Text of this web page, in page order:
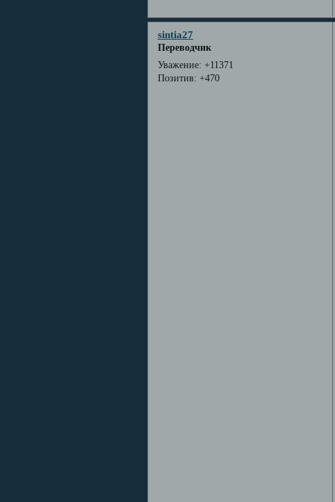
sintia27
Переводчик
Уважение: +11371
Позитив: +470